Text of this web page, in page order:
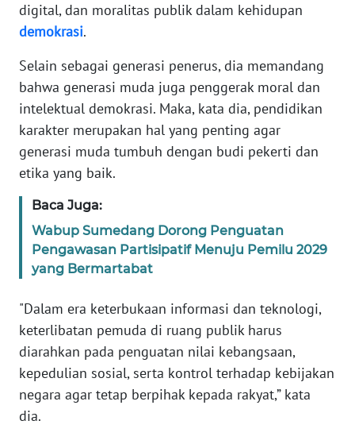
digital, dan moralitas publik dalam kehidupan
demokrasi.
Selain sebagai generasi penerus, dia memandang
bahwa generasi muda juga penggerak moral dan
intelektual demokrasi. Maka, kata dia, pendidikan
karakter merupakan hal yang penting agar
generasi muda tumbuh dengan budi pekerti dan
etika yang baik.
Baca Juga:
Wabup Sumedang Dorong Penguatan
Pengawasan Partisipatif Menuju Pemilu 2029
yang Bermartabat
"Dalam era keterbukaan informasi dan teknologi,
keterlibatan pemuda di ruang publik harus
diarahkan pada penguatan nilai kebangsaan,
kepedulian sosial, serta kontrol terhadap kebijakan
negara agar tetap berpihak kepada rakyat,” kata
dia.
WN
SUMUT
WN
JAKARTA
WN
BANTEN
WN
NTT
WN
PAPUA
WN